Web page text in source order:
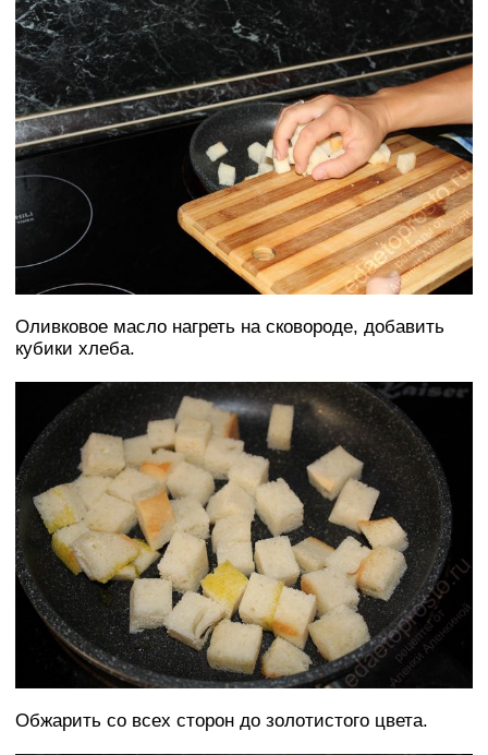
Оливковое масло нагреть на сковороде, добавить
кубики хлеба.
Обжарить со всех сторон до золотистого цвета.